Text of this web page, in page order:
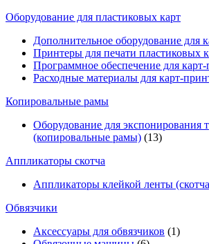
Оборудование для пластиковых карт
Дополнительное оборудование для
Принтеры для печати пластиковых
Программное обеспечение для карт-
Расходные материалы для карт-
Копировальные рамы
Оборудование для экспонирования
(копировальные рамы) (13)
Аппликаторы скотча
Аппликаторы клейкой ленты
Обвязчики
Аксессуары для обвязчиков (1)